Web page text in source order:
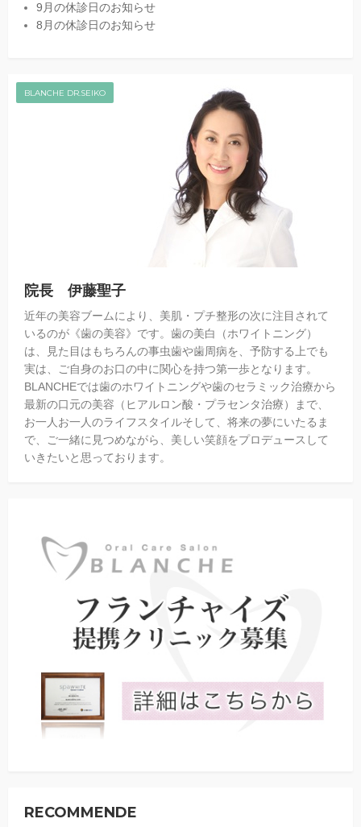
9月の休診日のお知らせ
8月の休診日のお知らせ
BLANCHE DR.SEIKO
院長 伊藤聖子
近年の美容ブームにより、美肌・プチ整形の次に注目されて
いるのが《歯の美容》です。歯の美白（ホワイトニング）
は、見た目はもちろんの事虫歯や歯周病を、予防する上でも
実は、ご自身のお口の中に関心を持つ第一歩となります。
BLANCHEでは歯のホワイトニングや歯のセラミック治療から
最新の口元の美容（ヒアルロン酸・プラセンタ治療）まで、
お一人お一人のライフスタイルそして、将来の夢にいたるま
で、ご一緒に見つめながら、美しい笑顔をプロデュースして
いきたいと思っております。
RECOMMENDE